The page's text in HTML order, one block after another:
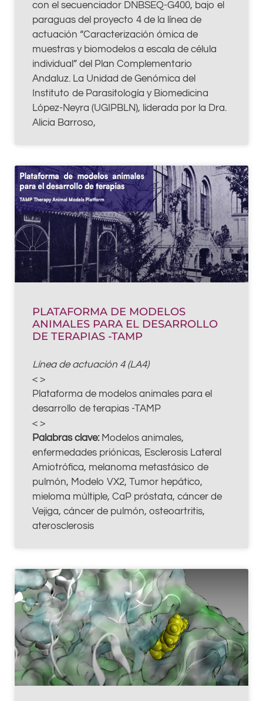
con el secuenciador DNBSEQ-G400, bajo el
paraguas del proyecto 4 de la línea de
actuación “Caracterización ómica de
muestras y biomodelos a escala de célula
individual” del Plan Complementario
Andaluz. La Unidad de Genómica del
Instituto de Parasitología y Biomedicina
López-Neyra (UGIPBLN), liderada por la Dra.
Alicia Barroso,
PLATAFORMA DE MODELOS
ANIMALES PARA EL DESARROLLO
DE TERAPIAS -TAMP
Línea de actuación 4 (LA4)
< >
Plataforma de modelos animales para el
desarrollo de terapias -TAMP
< >
Palabras clave:Modelos animales,
enfermedades priónicas, Esclerosis Lateral
Amiotrófica, melanoma metastásico de
pulmón, Modelo VX2, Tumor hepático,
mieloma múltiple, CaP próstata, cáncer de
Vejiga, cáncer de pulmón, osteoartritis,
aterosclerosis